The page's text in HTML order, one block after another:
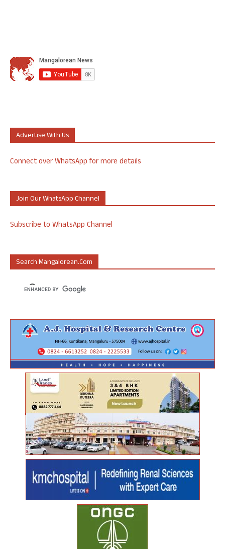
Advertise With Us
Connect over WhatsApp for more details
Join Our WhatsApp Channel
Subscribe to WhatsApp Channel
Search Mangalorean.com